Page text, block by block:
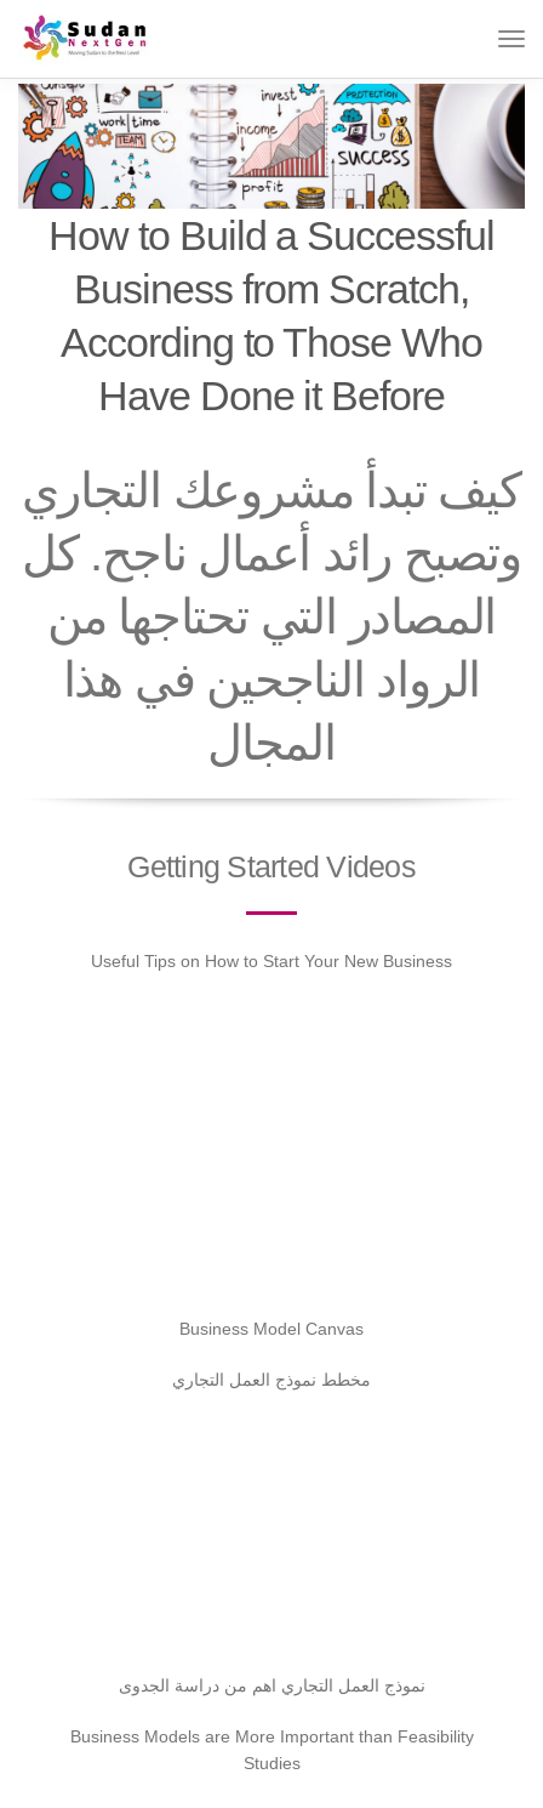
How to Build a Successful
Business from Scratch,
According to Those Who
Have Done it Before
كيف تبدأ مشروعك التجاري
وتصبح رائد أعمال ناجح. كل
المصادر التي تحتاجها من
الرواد الناجحين في هذا
المجال
Getting Started Videos
Useful Tips on How to Start Your New Business
Business Model Canvas
مخطط نموذج العمل التجاري
نموذج العمل التجاري اهم من دراسة الجدوى
Business Models are More Important than Feasibility
Studies